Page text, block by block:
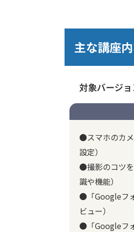
主な講座
対象バージ
●スマホのカ
設定）
●撮影のコツ
識や機能）
●「Googleフ
ビュー）
●「Googleフ